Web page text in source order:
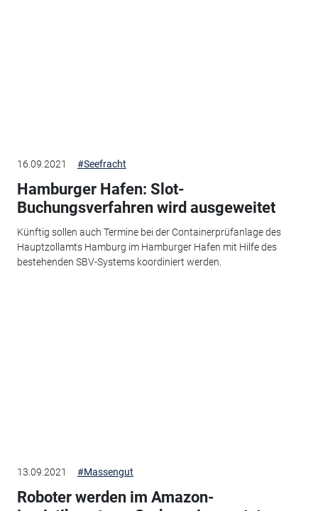
16.09.2021 #Seefracht
Hamburger Hafen: Slot-
Buchungsverfahren wird ausgeweitet
Künftig sollen auch Termine bei der Containerprüfanlage des
Hauptzollamts Hamburg im Hamburger Hafen mit Hilfe des
bestehenden SBV-Systems koordiniert werden.
13.09.2021 #Massengut
Roboter werden im Amazon-